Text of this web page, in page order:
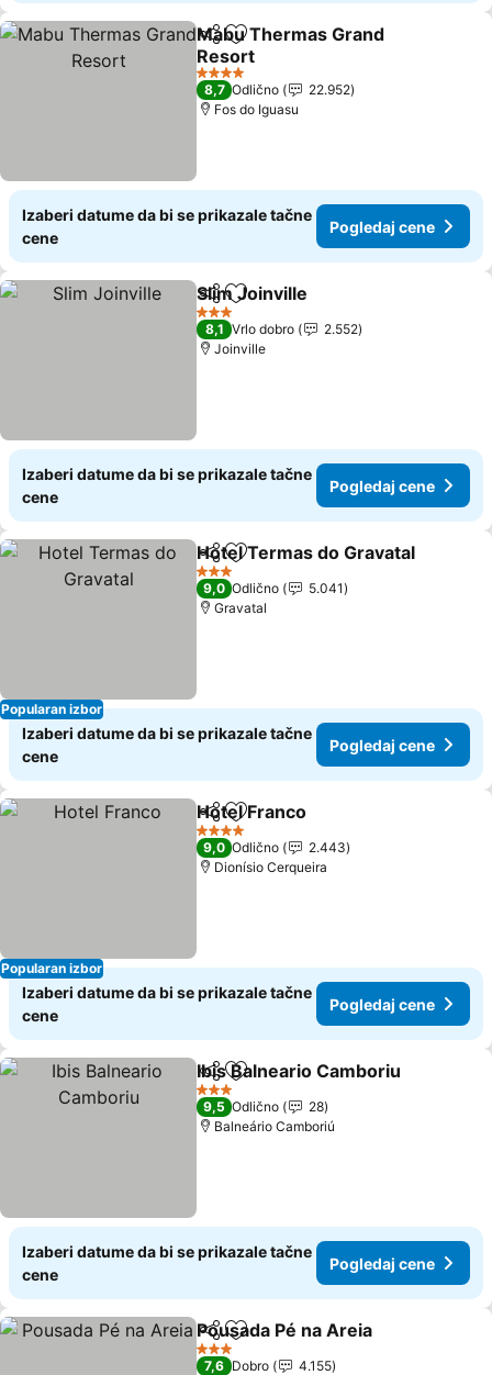
Deli Dodati u favorite
Mabu Thermas Grand
Resort
Pogledaj cene
4 Zvezdice
8,7 Odlično
22.952
Fos do Iguasu
Izaberi datume da bi se prikazale tačne
cene
Pogledaj cene
Deli Dodati u favorite
Slim Joinville
3 Zvezdice
8,1 Vrlo dobro
2.552
Joinville
Izaberi datume da bi se prikazale tačne
cene
Pogledaj cene
Popularan izbor
Deli Dodati u favorite
Hotel Termas do Gravatal
3 Zvezdice
9,0 Odlično
5.041
Gravatal
Izaberi datume da bi se prikazale tačne
cene
Pogledaj cene
Popularan izbor
Deli Dodati u favorite
Hotel Franco
4 Zvezdice
9,0 Odlično
2.443
Dionísio Cerqueira
Izaberi datume da bi se prikazale tačne
cene
Pogledaj cene
Deli Dodati u favorite
Ibis Balneario Camboriu
3 Zvezdice
9,5 Odlično
28
Balneário Camboriú
Izaberi datume da bi se prikazale tačne
cene
Pogledaj cene
Deli Dodati u favorite
Pousada Pé na Areia
3 Zvezdice
7,6 Dobro
4.155